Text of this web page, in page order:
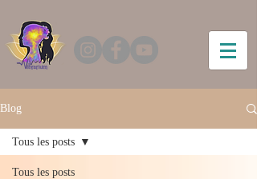
Blog
Tous les posts
Tous les posts